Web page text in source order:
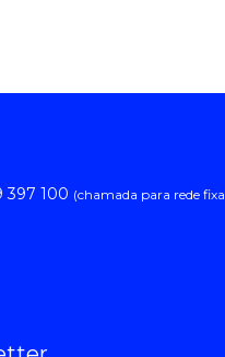
397 100 (chamada para rede fixa